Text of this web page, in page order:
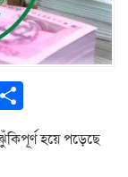
হয়ে পড়েছে